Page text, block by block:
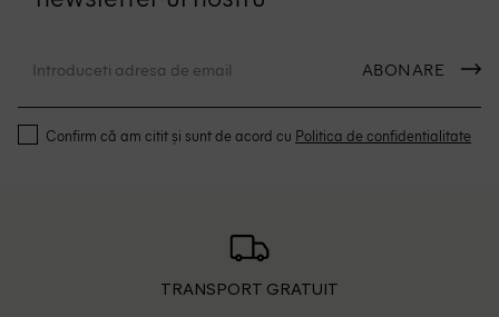
ABONARE
Confirm că am citit și sunt de acord cu Politica de confidentialitate
TRANSPORT GRATUIT